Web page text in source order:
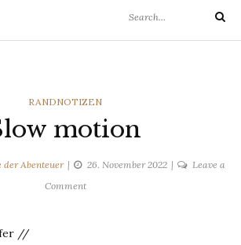
for:
Search
CATEGORIES
RANDNOTIZEN
motion
der Abenteuer 26. November 2022
Leave a
Commenton
//